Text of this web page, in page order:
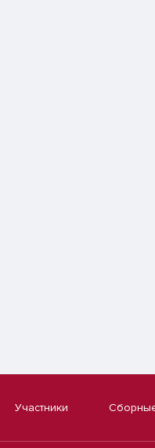
Участники